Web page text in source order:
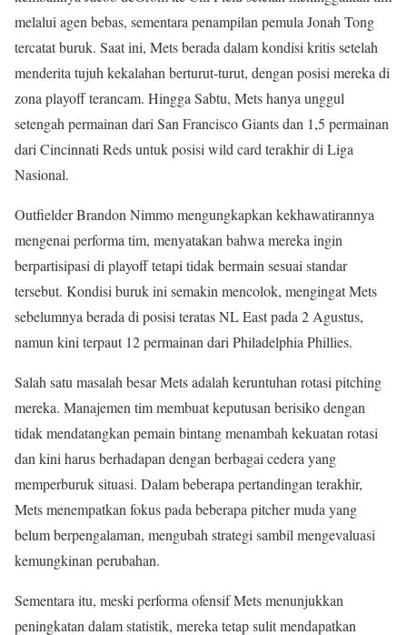
melalui agen bebas, sementara penampilan pemula Jonah Tong
tercatat buruk. Saat ini, Mets berada dalam kondisi kritis setelah
menderita tujuh kekalahan berturut-turut, dengan posisi mereka di
zona playoff terancam. Hingga Sabtu, Mets hanya unggul
setengah permainan dari San Francisco Giants dan 1,5 permainan
dari Cincinnati Reds untuk posisi wild card terakhir di Liga
Nasional.
Outfielder Brandon Nimmo mengungkapkan kekhawatirannya
mengenai performa tim, menyatakan bahwa mereka ingin
berpartisipasi di playoff tetapi tidak bermain sesuai standar
tersebut. Kondisi buruk ini semakin mencolok, mengingat Mets
sebelumnya berada di posisi teratas NL East pada 2 Agustus,
namun kini terpaut 12 permainan dari Philadelphia Phillies.
Salah satu masalah besar Mets adalah keruntuhan rotasi pitching
mereka. Manajemen tim membuat keputusan berisiko dengan
tidak mendatangkan pemain bintang menambah kekuatan rotasi
dan kini harus berhadapan dengan berbagai cedera yang
memperburuk situasi. Dalam beberapa pertandingan terakhir,
Mets menempatkan fokus pada beberapa pitcher muda yang
belum berpengalaman, mengubah strategi sambil mengevaluasi
kemungkinan perubahan.
Sementara itu, meski performa ofensif Mets menunjukkan
peningkatan dalam statistik, mereka tetap sulit mendapatkan